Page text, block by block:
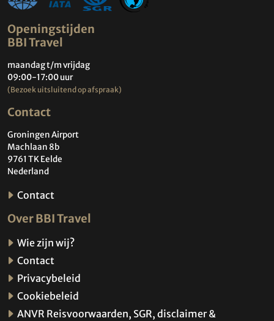
Openingstijden
BBI Travel
maandag t/m vrijdag
09:00-17:00 uur
(Bezoek uitsluitend op afspraak)
Contact
Groningen Airport
Machlaan 8b
9761 TK Eelde
Nederland
Contact
Over BBI Travel
Wie zijn wij?
Contact
Privacybeleid
Cookiebeleid
ANVR Reisvoorwaarden, SGR, disclaimer &